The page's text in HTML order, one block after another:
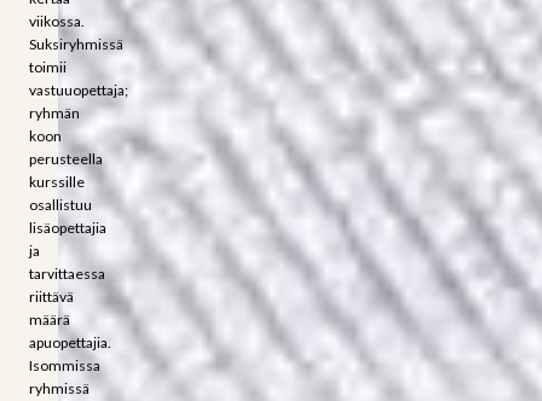
viikossa.
Suksiryhmissä
toimii
vastuuopettaja;
ryhmän
koon
perusteella
kurssille
osallistuu
lisäopettajia
ja
tarvittaessa
riittävä
määrä
apuopettajia.
Isommissa
ryhmissä